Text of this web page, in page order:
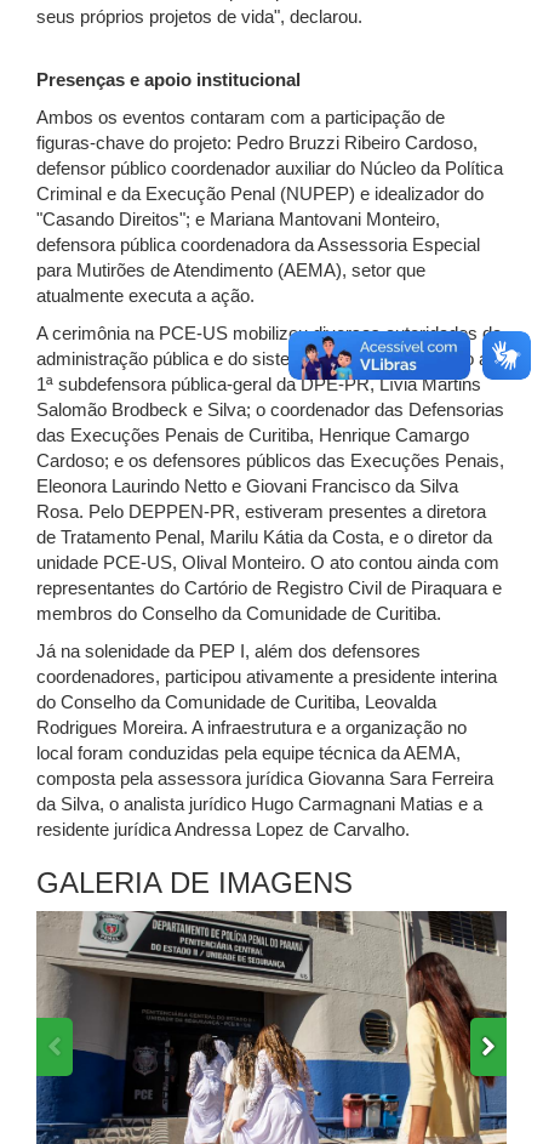
seus próprios projetos de vida", declarou.
Presenças e apoio institucional
Ambos os eventos contaram com a participação de
figuras-chave do projeto: Pedro Bruzzi Ribeiro Cardoso,
defensor público coordenador auxiliar do Núcleo da Política
Criminal e da Execução Penal (NUPEP) e idealizador do
"Casando Direitos"; e Mariana Mantovani Monteiro,
defensora pública coordenadora da Assessoria Especial
para Mutirões de Atendimento (AEMA), setor que
atualmente executa a ação.
A cerimônia na PCE-US mobilizou diversas autoridades da
administração pública e do sistema de justiça, incluindo a
1ª subdefensora pública-geral da DPE-PR, Lívia Martins
Salomão Brodbeck e Silva; o coordenador das Defensorias
das Execuções Penais de Curitiba, Henrique Camargo
Cardoso; e os defensores públicos das Execuções Penais,
Eleonora Laurindo Netto e Giovani Francisco da Silva
Rosa. Pelo DEPPEN-PR, estiveram presentes a diretora
de Tratamento Penal, Marilu Kátia da Costa, e o diretor da
unidade PCE-US, Olival Monteiro. O ato contou ainda com
representantes do Cartório de Registro Civil de Piraquara e
membros do Conselho da Comunidade de Curitiba.
Já na solenidade da PEP I, além dos defensores
coordenadores, participou ativamente a presidente interina
do Conselho da Comunidade de Curitiba, Leovalda
Rodrigues Moreira. A infraestrutura e a organização no
local foram conduzidas pela equipe técnica da AEMA,
composta pela assessora jurídica Giovanna Sara Ferreira
da Silva, o analista jurídico Hugo Carmagnani Matias e a
residente jurídica Andressa Lopez de Carvalho.
GALERIA DE IMAGENS